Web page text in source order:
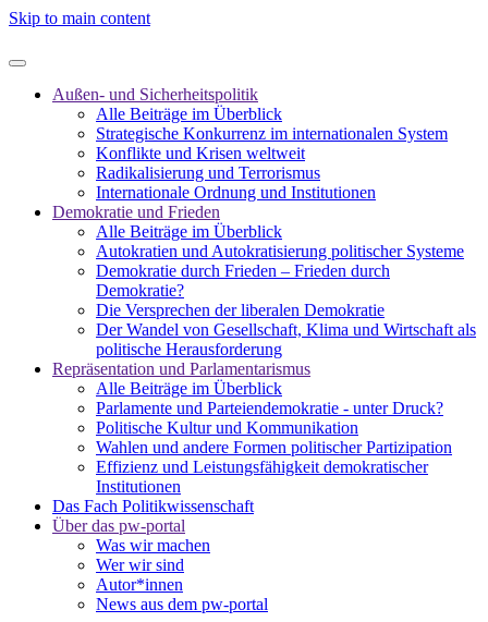
Skip to main content
Außen- und Sicherheitspolitik
Alle Beiträge im Überblick
Strategische Konkurrenz im internationalen System
Konflikte und Krisen weltweit
Radikalisierung und Terrorismus
Internationale Ordnung und Institutionen
Demokratie und Frieden
Alle Beiträge im Überblick
Autokratien und Autokratisierung politischer Systeme
Demokratie durch Frieden – Frieden durch
Demokratie?
Die Versprechen der liberalen Demokratie
Der Wandel von Gesellschaft, Klima und Wirtschaft als
politische Herausforderung
Repräsentation und Parlamentarismus
Alle Beiträge im Überblick
Parlamente und Parteiendemokratie - unter Druck?
Politische Kultur und Kommunikation
Wahlen und andere Formen politischer Partizipation
Effizienz und Leistungsfähigkeit demokratischer
Institutionen
Das Fach Politikwissenschaft
Über das pw-portal
Was wir machen
Wer wir sind
Autor*innen
News aus dem pw-portal